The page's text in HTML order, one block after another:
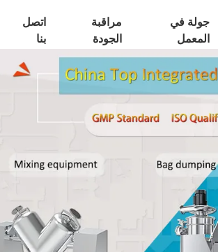
جولة في
المعمل
مراقبة
الجودة
اتصل
بنا